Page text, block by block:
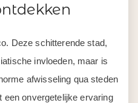
Deze schitterende stad,
invloeden, maar is
afwisseling qua steden
een onvergetelijke ervaring